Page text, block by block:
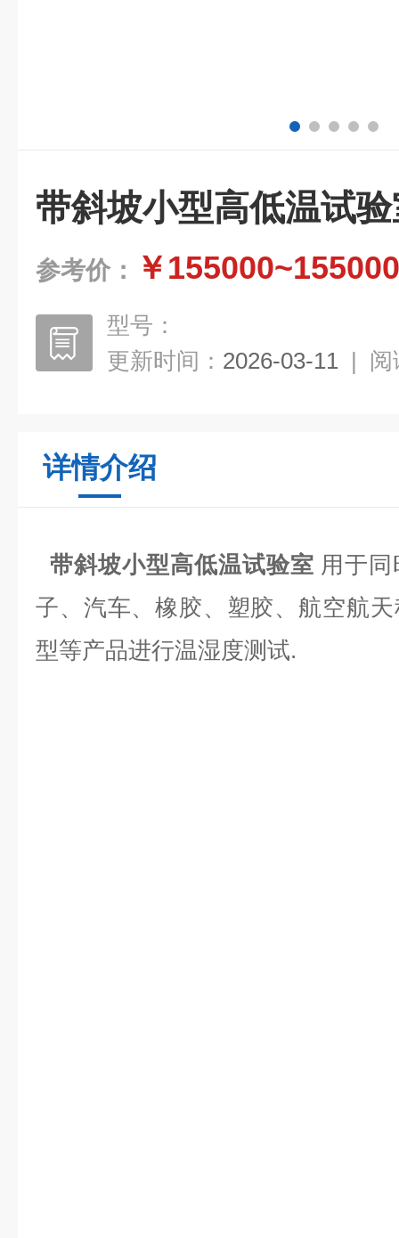
带斜坡小型高低温试
参考价： ￥155000~155000
型号：
更新时间： 2026-03-11 | 阅
详情介绍
带斜坡小型高低温试验室 用于
子、汽车、橡胶、塑胶、航空航
型等产品进行温湿度测试.